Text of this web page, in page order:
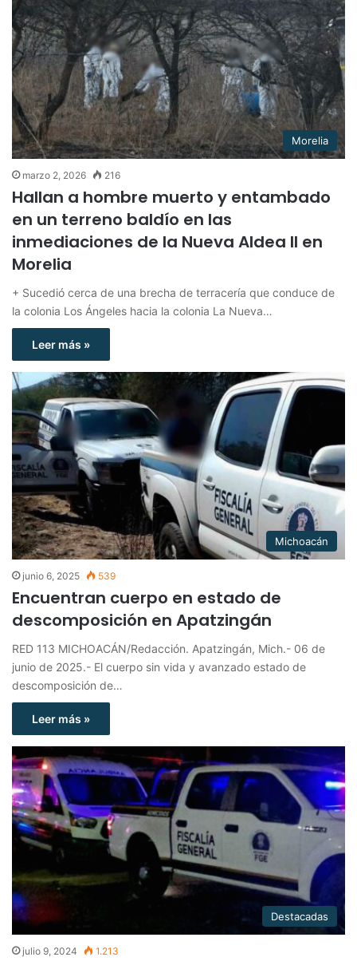
Morelia
marzo 2, 2026 216
Hallan a hombre muerto y entambado
en un terreno baldío en las
inmediaciones de la Nueva Aldea II en
Morelia
+ Sucedió cerca de una brecha de terracería que conduce de
la colonia Los Ángeles hacia la colonia La Nueva…
Leer más »
Michoacán
junio 6, 2025 539
Encuentran cuerpo en estado de
descomposición en Apatzingán
RED 113 MICHOACÁN/Redacción. Apatzingán, Mich.- 06 de
junio de 2025.- El cuerpo sin vida y avanzado estado de
descomposición de…
Leer más »
Destacadas
julio 9, 2024 1.213